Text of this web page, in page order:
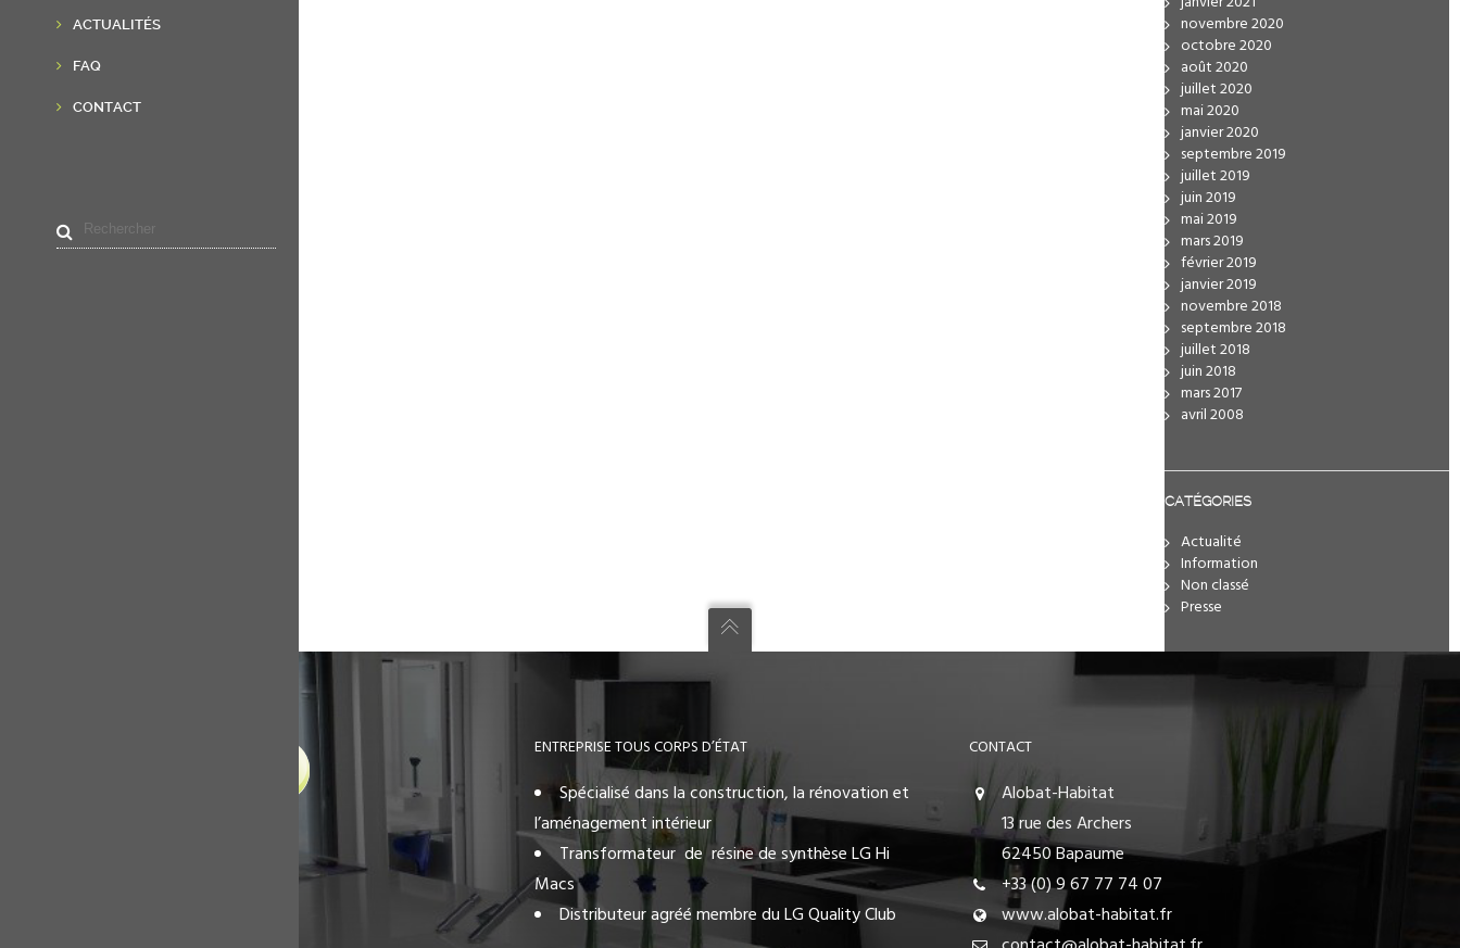
ACTUALITÉS
FAQ
CONTACT
novembre 2020
octobre 2020
août 2020
juillet 2020
mai 2020
janvier 2020
septembre 2019
juillet 2019
juin 2019
mai 2019
mars 2019
février 2019
janvier 2019
novembre 2018
septembre 2018
juillet 2018
juin 2018
mars 2017
avril 2008
CATÉGORIES
Actualité
Information
Non classé
Presse
ENTREPRISE TOUS CORPS D’ÉTAT
Spécialisé dans la construction, la rénovation et
l’aménagement intérieur
Transformateur de résine de synthèse LG Hi
Macs
Distributeur agréé membre du LG Quality Club
CONTACT
Alobat-Habitat
13 rue des Archers
62450 Bapaume
+33 (0) 9 67 77 74 07
www.alobat-habitat.fr